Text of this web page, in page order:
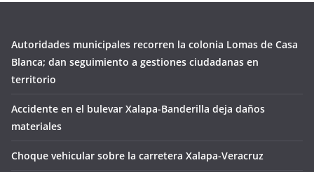
Autoridades municipales recorren la colonia Lomas de Casa
Blanca; dan seguimiento a gestiones ciudadanas en
territorio
Accidente en el bulevar Xalapa-Banderilla deja daños
materiales
Choque vehicular sobre la carretera Xalapa-Veracruz